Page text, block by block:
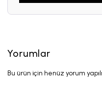
Yorumlar
Bu ürün için henüz yorum